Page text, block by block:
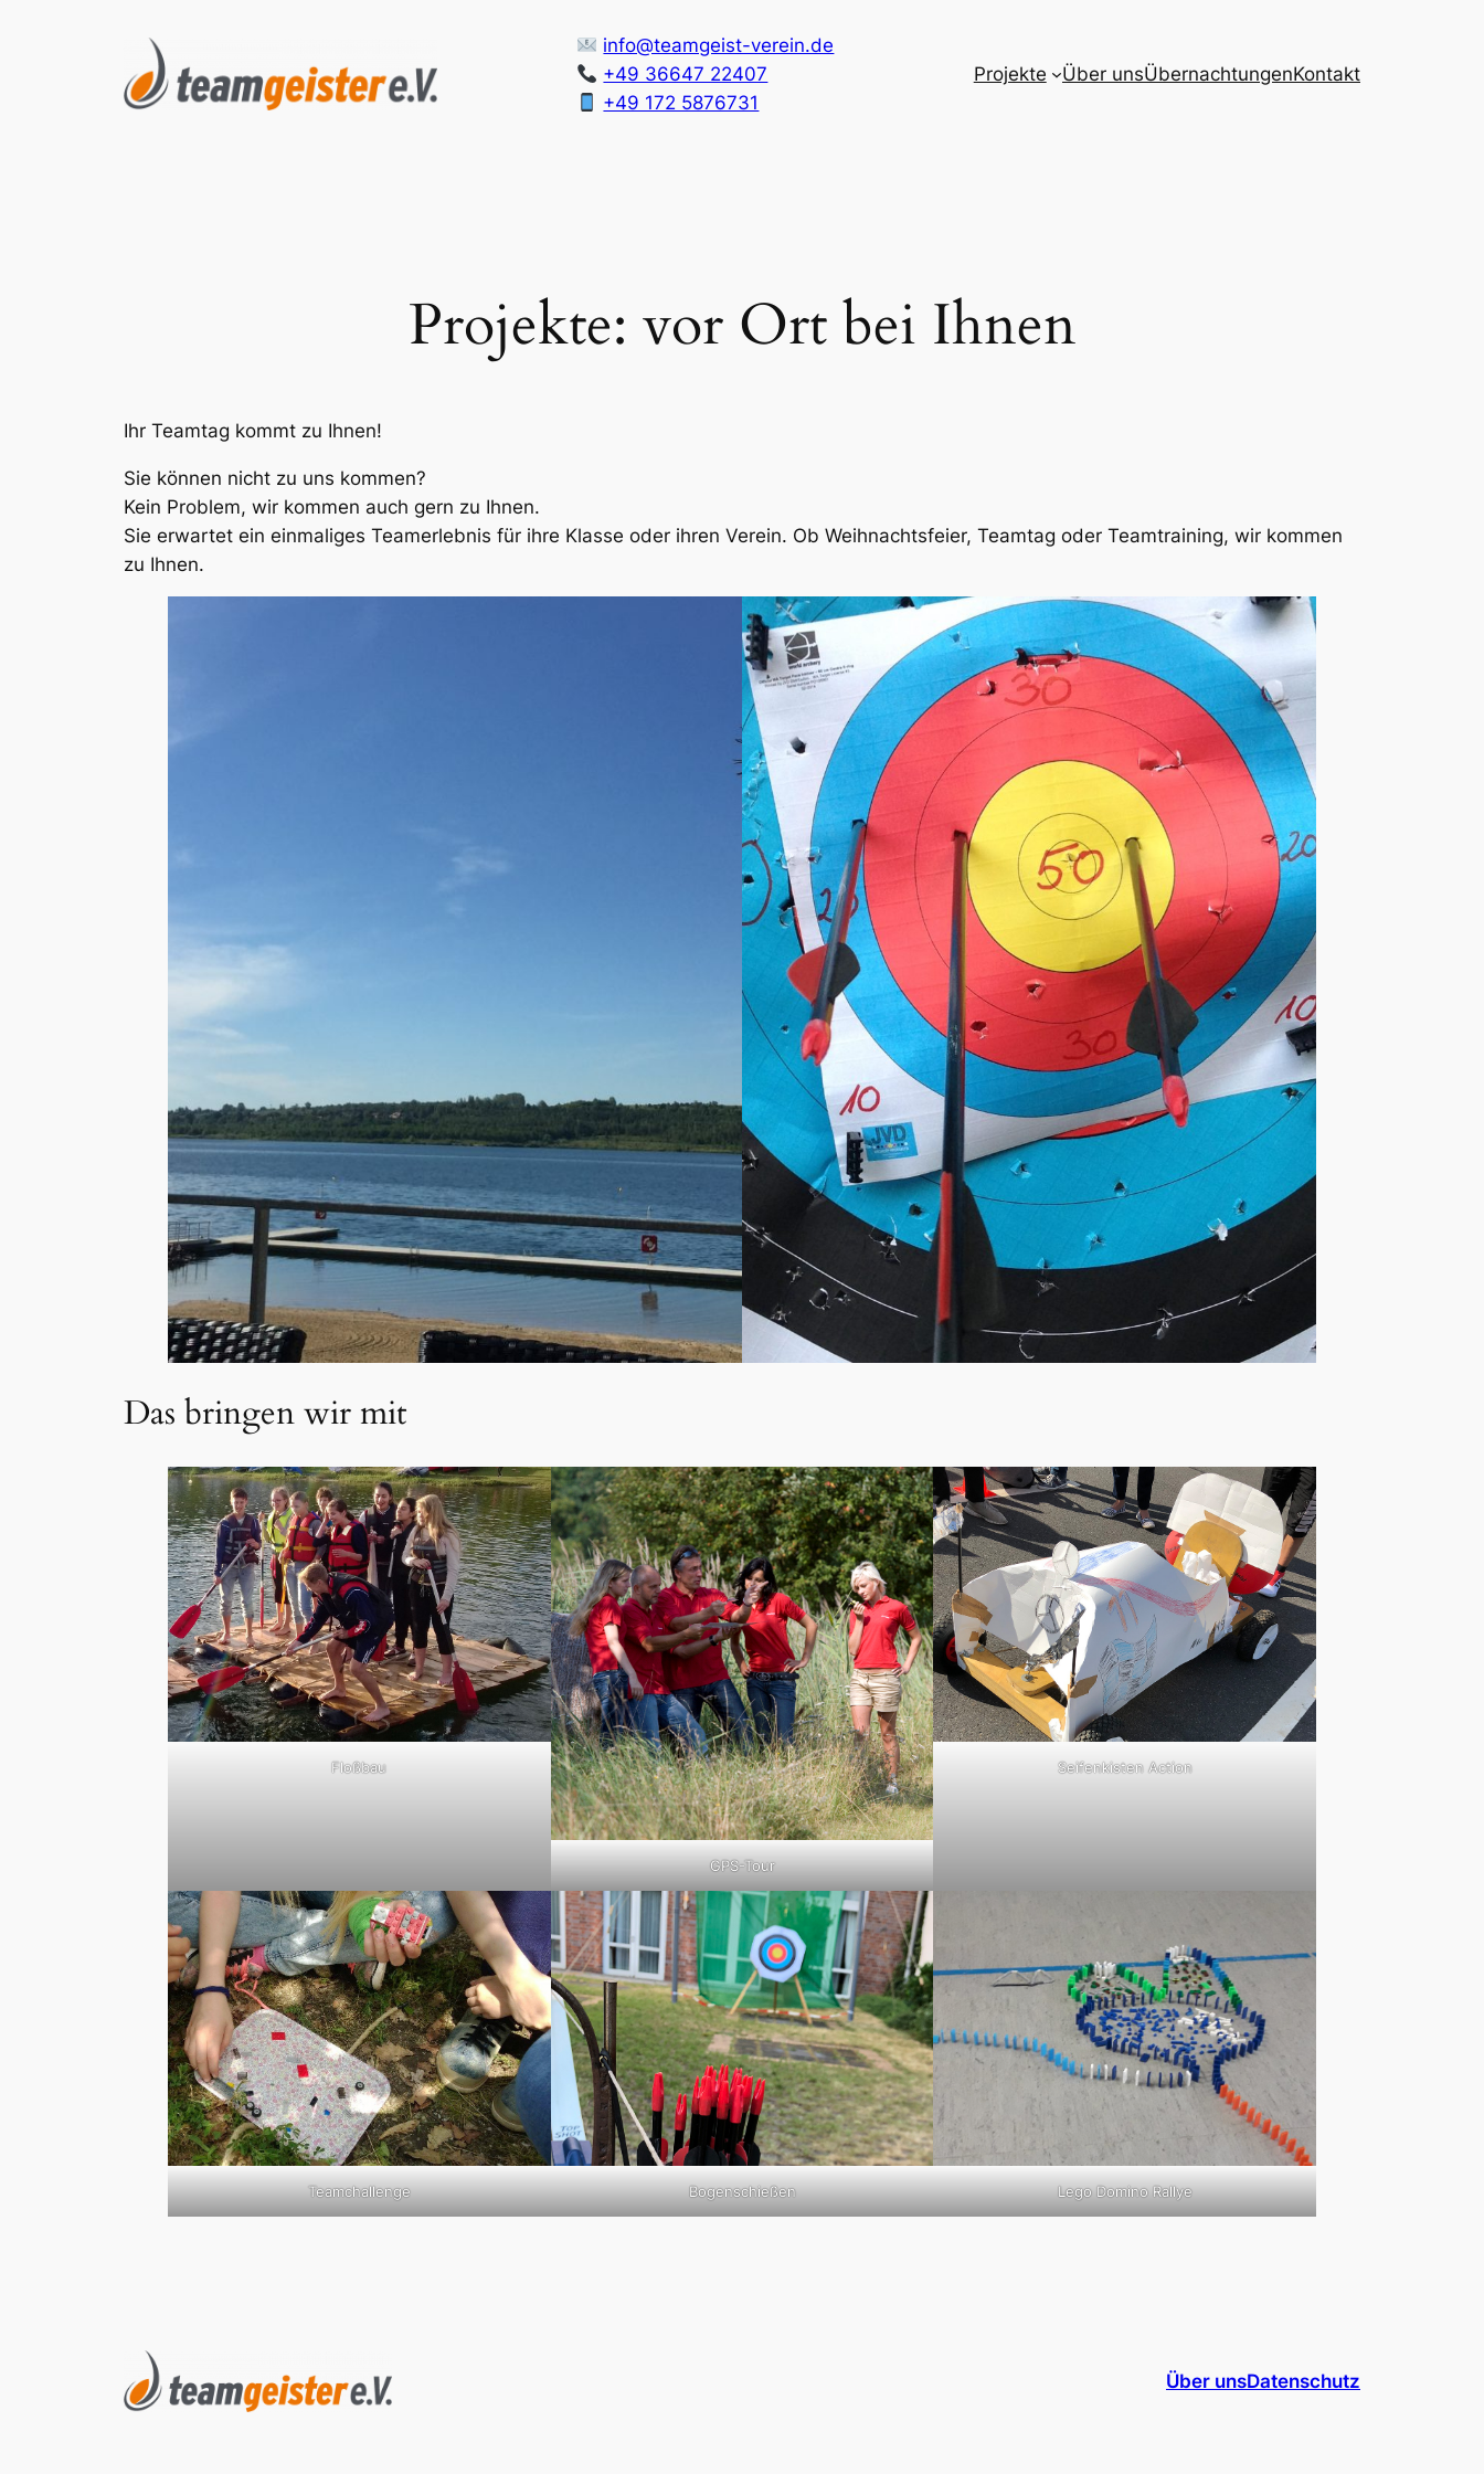
info@teamgeist-verein.de
+49 36647 22407
+49 172 5876731
Projekte Über unsÜbernachtungenKontakt
Projekte: vor Ort bei Ihnen
Ihr Teamtag kommt zu Ihnen!
Sie können nicht zu uns kommen?
Kein Problem, wir kommen auch gern zu Ihnen.
Sie erwartet ein einmaliges Teamerlebnis für ihre Klasse oder ihren Verein. Ob Weihnachtsfeier, Teamtag oder Teamtraining, wir kommen
zu Ihnen.
Das bringen wir mit
Floßbau
GPS-Tour
Seifenkisten Action
Teamchallenge Bogenschießen Lego Domino Rallye
Über unsDatenschutz